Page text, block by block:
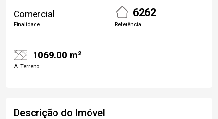
Comercial
Finalidade
6262
Referência
1069.00 m²
A. Terreno
Descrição do Imóvel